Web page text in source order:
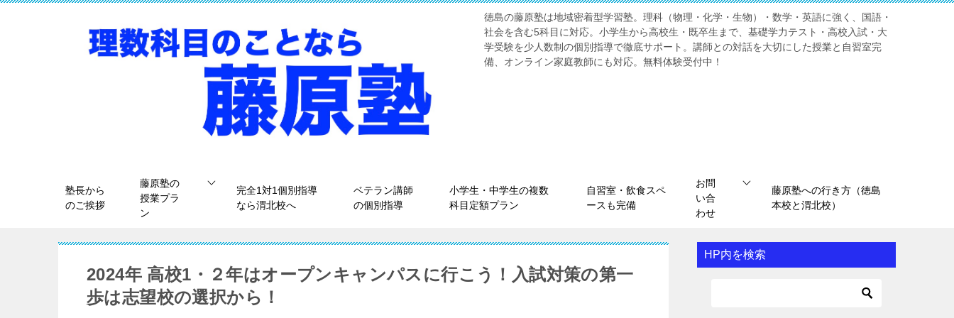
徳島の藤原塾は地域密着型学習塾。理科（物理・化学・生物）・数学・英語に強く、国語・
社会を含む5科目に対応。小学生から高校生・既卒生まで、基礎学力テスト・高校入試・大
学受験を少人数制の個別指導で徹底サポート。講師との対話を大切にした授業と自習室完
備、オンライン家庭教師にも対応。無料体験受付中！
塾長から
のご挨拶
藤原塾の
授業プラ
ン
完全1対1個別指導
なら渭北校へ
ベテラン講師
の個別指導
小学生・中学生の複数
科目定額プラン
自習室・飲食スペ
ースも完備
お問
い合
わせ
藤原塾への行き方（徳島
本校と渭北校）
2024年 高校1・２年はオープンキャンパスに行こう！入試対策の第一
歩は志望校の選択から！
HP内を検索